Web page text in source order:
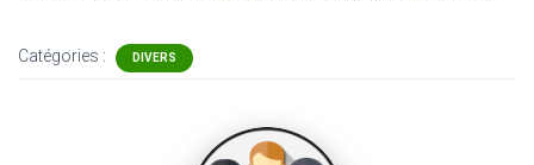
Catégories : DIVERS